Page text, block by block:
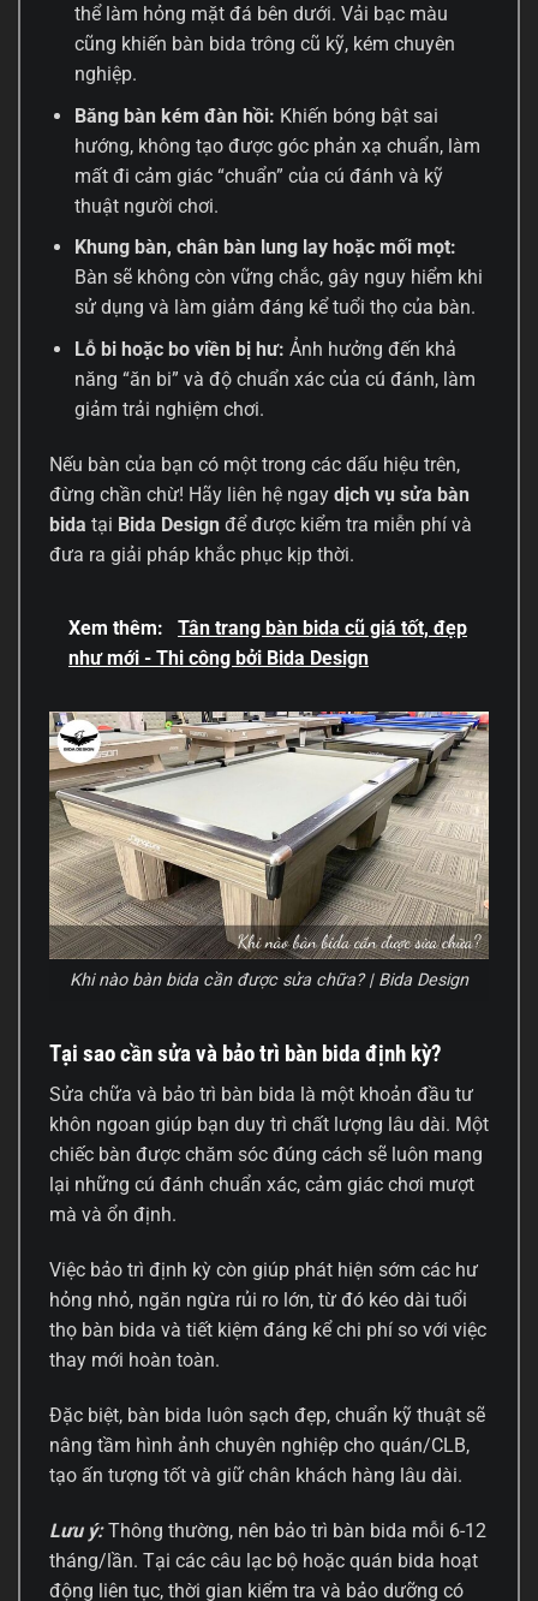
thể làm hỏng mặt đá bên dưới. Vải bạc màu
cũng khiến bàn bida trông cũ kỹ, kém chuyên
nghiệp.
Băng bàn kém đàn hồi: Khiến bóng bật sai
hướng, không tạo được góc phản xạ chuẩn, làm
mất đi cảm giác “chuẩn” của cú đánh và kỹ
thuật người chơi.
Khung bàn, chân bàn lung lay hoặc mối mọt:
Bàn sẽ không còn vững chắc, gây nguy hiểm khi
sử dụng và làm giảm đáng kể tuổi thọ của bàn.
Lỗ bi hoặc bo viền bị hư: Ảnh hưởng đến khả
năng “ăn bi” và độ chuẩn xác của cú đánh, làm
giảm trải nghiệm chơi.
Nếu bàn của bạn có một trong các dấu hiệu trên,
đừng chần chừ! Hãy liên hệ ngay dịch vụ sửa bàn
bida tại Bida Design để được kiểm tra miễn phí và
đưa ra giải pháp khắc phục kịp thời.
Xem thêm:
Tân trang bàn bida cũ giá tốt, đẹp
như mới - Thi công bởi Bida Design
Khi nào bàn bida cần được sửa chữa? | Bida Design
Tại sao cần sửa và bảo trì bàn bida định kỳ?
Sửa chữa và bảo trì bàn bida là một khoản đầu tư
khôn ngoan giúp bạn duy trì chất lượng lâu dài. Một
chiếc bàn được chăm sóc đúng cách sẽ luôn mang
lại những cú đánh chuẩn xác, cảm giác chơi mượt
mà và ổn định.
Việc bảo trì định kỳ còn giúp phát hiện sớm các hư
hỏng nhỏ, ngăn ngừa rủi ro lớn, từ đó kéo dài tuổi
thọ bàn bida và tiết kiệm đáng kể chi phí so với việc
thay mới hoàn toàn.
Đặc biệt, bàn bida luôn sạch đẹp, chuẩn kỹ thuật sẽ
nâng tầm hình ảnh chuyên nghiệp cho quán/CLB,
tạo ấn tượng tốt và giữ chân khách hàng lâu dài.
Lưu ý:Thông thường, nên bảo trì bàn bida mỗi 6-12
tháng/lần. Tại các câu lạc bộ hoặc quán bida hoạt
động liên tục, thời gian kiểm tra và bảo dưỡng có